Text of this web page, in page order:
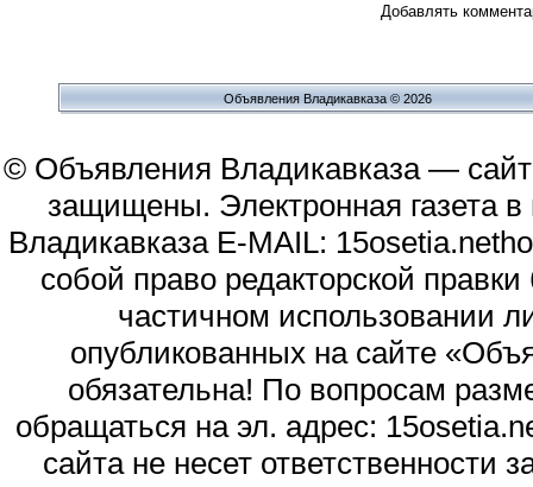
Добавлять
Объявления Владикавказа © 2026
© Объявления Владикавказа —
защищены. Электронная газета
Владикавказа E-MAIL:
собой право редакторской
частичном использовании
опубликованных на сайте
обязательна! По вопросам
обращаться на эл. адрес:
сайта не несет